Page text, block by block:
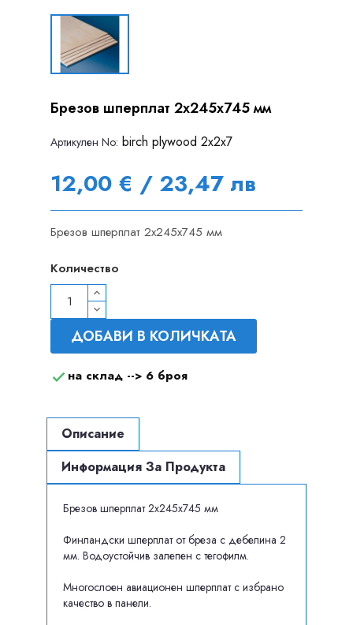
Брезов шперплат 2х245х745 мм
Артикулен Nо: birch plywood 2x2x7
12,00 € / 23,47 лв
Брезов шперплат 2х245х745 мм
Количество
ДОБАВИ В КОЛИЧКАТА
 на склад --> 6 броя
Описание
Информация За Продукта
Брезов шперплат 2х245х745 мм
Финландски шперплат от бреза с дебелина 2
мм. Водоустойчив залепен с тегофилм.
Многослоен авиационен шперплат с избрано
качество в панели.